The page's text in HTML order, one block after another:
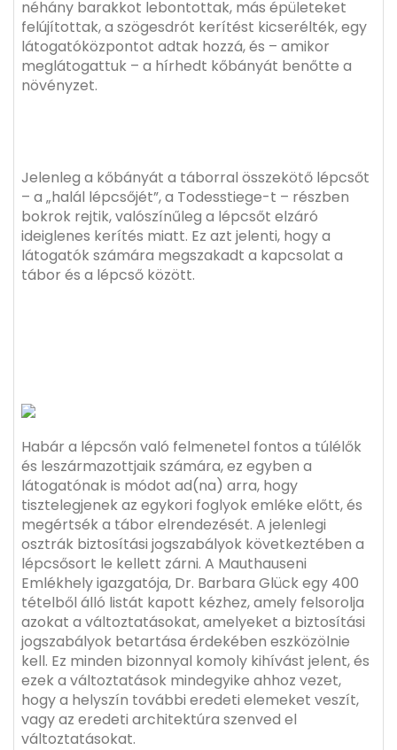
néhány barakkot lebontottak, más épületeket
felújítottak, a szögesdrót kerítést kicserélték, egy
látogatóközpontot adtak hozzá, és – amikor
meglátogattuk – a hírhedt kőbányát benőtte a
növényzet.
Jelenleg a kőbányát a táborral összekötő lépcsőt
– a „halál lépcsőjét”, a Todesstiege-t – részben
bokrok rejtik, valószínűleg a lépcsőt elzáró
ideiglenes kerítés miatt. Ez azt jelenti, hogy a
látogatók számára megszakadt a kapcsolat a
tábor és a lépcső között.
Habár a lépcsőn való felmenetel fontos a túlélők
és leszármazottjaik számára, ez egyben a
látogatónak is módot ad(na) arra, hogy
tisztelegjenek az egykori foglyok emléke előtt, és
megértsék a tábor elrendezését. A jelenlegi
osztrák biztosítási jogszabályok következtében a
lépcsősort le kellett zárni. A Mauthauseni
Emlékhely igazgatója, Dr. Barbara Glück egy 400
tételből álló listát kapott kézhez, amely felsorolja
azokat a változtatásokat, amelyeket a biztosítási
jogszabályok betartása érdekében eszközölnie
kell. Ez minden bizonnyal komoly kihívást jelent, és
ezek a változtatások mindegyike ahhoz vezet,
hogy a helyszín további eredeti elemeket veszít,
vagy az eredeti architektúra szenved el
változtatásokat.